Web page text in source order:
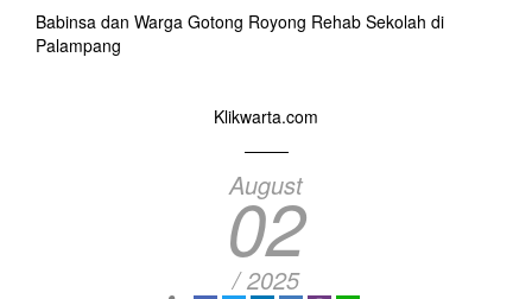
Babinsa dan Warga Gotong Royong Rehab Sekolah di
Palampang
Klikwarta.com
August
02
/ 2025